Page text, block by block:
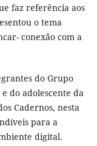
faz referência aos
o tema
conexão com a
do Grupo
do adolescente da
Cadernos, nesta
para a
digital.